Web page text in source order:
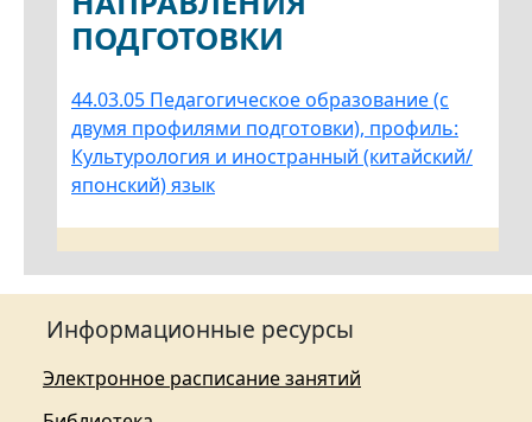
ПОДГОТОВКИ
44.03.05 Педагогическое образование (с
двумя профилями подготовки), профиль:
Культурология и иностранный (китайский/
японский) язык
Информационные ресурсы
Электронное расписание занятий